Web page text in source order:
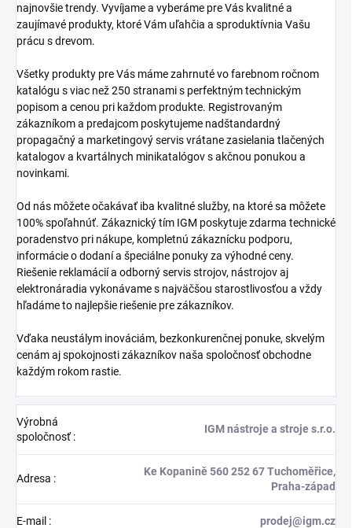
najnovšie trendy. Vyvíjame a vyberáme pre Vás kvalitné a
zaujímavé produkty, ktoré Vám uľahčia a sproduktívnia Vašu
prácu s drevom.
Všetky produkty pre Vás máme zahrnuté vo farebnom ročnom
katalógu s viac než 250 stranami s perfektným technickým
popisom a cenou pri každom produkte. Registrovaným
zákazníkom a predajcom poskytujeme nadštandardný
propagačný a marketingový servis vrátane zasielania tlačených
katalogov a kvartálnych minikatalógov s akčnou ponukou a
novinkami.
Od nás môžete očakávať iba kvalitné služby, na ktoré sa môžete
100% spoľahnúť. Zákaznický tím IGM poskytuje zdarma technické
poradenstvo pri nákupe, kompletnú zákaznícku podporu,
informácie o dodaní a špeciálne ponuky za výhodné ceny.
Riešenie reklamácií a odborný servis strojov, nástrojov aj
elektronáradia vykonávame s najväčšou starostlivosťou a vždy
hľadáme to najlepšie riešenie pre zákazníkov.
Vďaka neustálym inováciám, bezkonkurenčnej ponuke, skvelým
cenám aj spokojnosti zákazníkov naša spoločnosť obchodne
každým rokom rastie.
Výrobná
spoločnosť:
IGM nástroje a stroje s.r.o.
Adresa :
Ke Kopanině 560 252 67 Tuchoměřice,
Praha-západ
E-mail : prodej@igm.cz